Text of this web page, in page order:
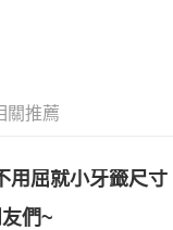
關推薦
用屈就小牙籤尺寸
們~